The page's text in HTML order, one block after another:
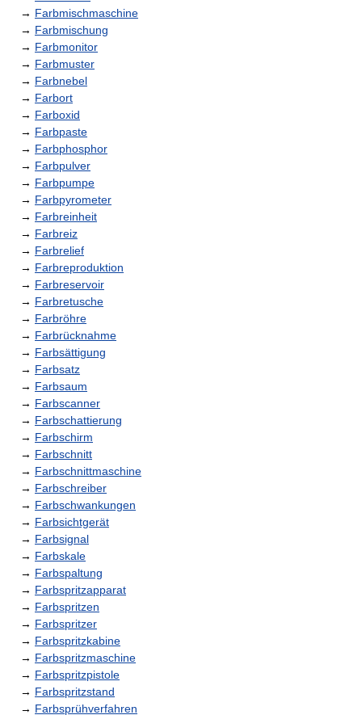
→ Farbmischmaschine
→ Farbmischung
→ Farbmonitor
→ Farbmuster
→ Farbnebel
→ Farbort
→ Farboxid
→ Farbpaste
→ Farbphosphor
→ Farbpulver
→ Farbpumpe
→ Farbpyrometer
→ Farbreinheit
→ Farbreiz
→ Farbrelief
→ Farbreproduktion
→ Farbreservoir
→ Farbretusche
→ Farbröhre
→ Farbrücknahme
→ Farbsättigung
→ Farbsatz
→ Farbsaum
→ Farbscanner
→ Farbschattierung
→ Farbschirm
→ Farbschnitt
→ Farbschnittmaschine
→ Farbschreiber
→ Farbschwankungen
→ Farbsichtgerät
→ Farbsignal
→ Farbskale
→ Farbspaltung
→ Farbspritzapparat
→ Farbspritzen
→ Farbspritzer
→ Farbspritzkabine
→ Farbspritzmaschine
→ Farbspritzpistole
→ Farbspritzstand
→ Farbsprühverfahren